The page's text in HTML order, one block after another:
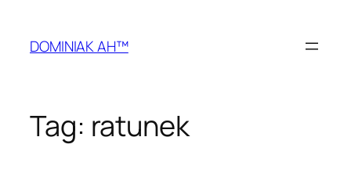
treściDOMINIAK AH™
Tag: ratunek